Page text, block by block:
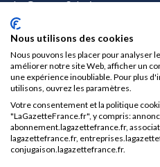
La Gazette Solutions
Nous contacter
Mentions légales
CGU/CGV
Données personnelles
Nous utilisons des cookies
Nous pouvons les placer pour analyser
améliorer notre site Web, afficher un
une expérience inoubliable. Pour plus
utilisons, ouvrez les paramètres.
Votre consentement et la politique
"LaGazetteFrance.fr", y compris:
abonnement.lagazettefrance.fr,
lagazettefrance.fr,
conjugaison.lagazettefrance.fr.